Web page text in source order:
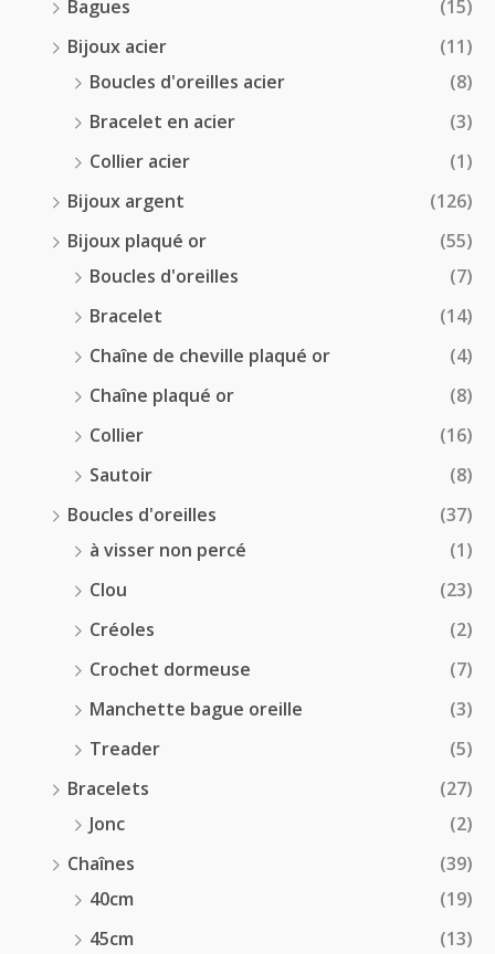
Bagues
(15)
Bijoux acier
(11)
Boucles d'oreilles acier
(8)
Bracelet en acier
(3)
Collier acier
(1)
Bijoux argent
(126)
Bijoux plaqué or
(55)
Boucles d'oreilles
(7)
Bracelet
(14)
Chaîne de cheville plaqué or
(4)
Chaîne plaqué or
(8)
Collier
(16)
Sautoir
(8)
Boucles d'oreilles
(37)
à visser non percé
(1)
Clou
(23)
Créoles
(2)
Crochet dormeuse
(7)
Manchette bague oreille
(3)
Treader
(5)
Bracelets
(27)
Jonc
(2)
Chaînes
(39)
40cm
(19)
45cm
(13)